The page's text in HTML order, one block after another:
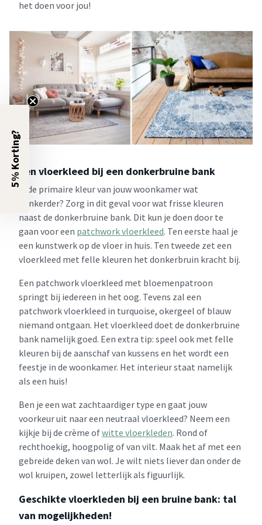
het doen voor jou!
Een vloerkleed bij een donkerbruine bank
Is de primaire kleur van jouw woonkamer wat
donkerder? Zorg in dit geval voor wat frisse kleuren
naast de donkerbruine bank. Dit kun je doen door te
gaan voor een patchwork vloerkleed. Ten eerste haal je
een kunstwerk op de vloer in huis. Ten tweede zet een
vloerkleed met felle kleuren het donkerbruin kracht bij.
Een patchwork vloerkleed met bloemenpatroon
springt bij iedereen in het oog. Tevens zal een
patchwork vloerkleed in turquoise, okergeel of blauw
niemand ontgaan. Het vloerkleed doet de donkerbruine
bank namelijk goed. Een extra tip: speel ook met felle
kleuren bij de aanschaf van kussens en het wordt een
feestje in de woonkamer. Het interieur staat namelijk
als een huis!
Ben je een wat zachtaardiger type en gaat jouw
voorkeur uit naar een neutraal vloerkleed? Neem een
kijkje bij de crème ofwitte vloerkleden. Rond of
rechthoekig, hoogpolig of van vilt. Maak het af met een
gebreide deken van wol. Je wilt niets liever dan onder de
wol kruipen, zowel letterlijk als figuurlijk.
Geschikte vloerkleden bij een bruine bank: tal
van mogelijkheden!
5% Korting?